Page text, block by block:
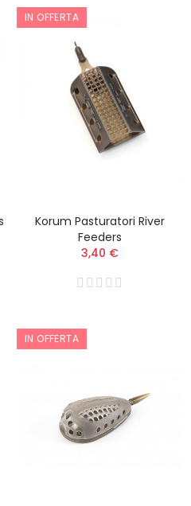
IN OFFERTA
Korum Pasturatori River
Feeders
3,40 €
IN OFFERTA